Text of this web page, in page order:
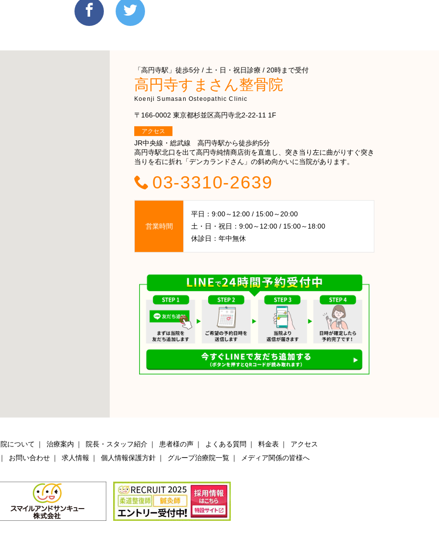
「高円寺駅」徒歩5分 / 土・日・祝日診療 / 20時まで受付
高円寺すまさん整骨院
Koenji Sumasan Osteopathic Clinic
〒166-0002 東京都杉並区高円寺北2-22-11 1F
アクセス
JR中央線・総武線 高円寺駅から徒歩約5分
高円寺駅北口を出て高円寺純情商店街を直進し、突き当り左に曲がりすぐ突き
当りを右に折れ「デンカランドさん」の斜め向かいに当院があります。
03-3310-2639
営業時間
平日：9:00～12:00 / 15:00～20:00
土・日・祝日：9:00～12:00 / 15:00～18:00
休診日：年中無休
について 治療案内 院長・スタッフ紹介 患者様の声 よくある質問 料金表
アクセス
お問い合わせ
求人情報 個人情報保護方針 グループ治療院一覧 メディア関係の皆様へ